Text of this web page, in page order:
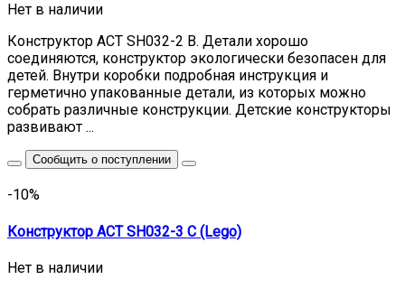
Нет в наличии
Конструктор ACT SH032-2 В. Детали хорошо
соединяются, конструктор экологически безопасен для
детей. Внутри коробки подробная инструкция и
герметично упакованные детали, из которых можно
собрать различные конструкции. Детские конструкторы
развивают ...
Сообщить о поступлении
-10%
Конструктор ACT SH032-3 C (Lego)
Нет в наличии